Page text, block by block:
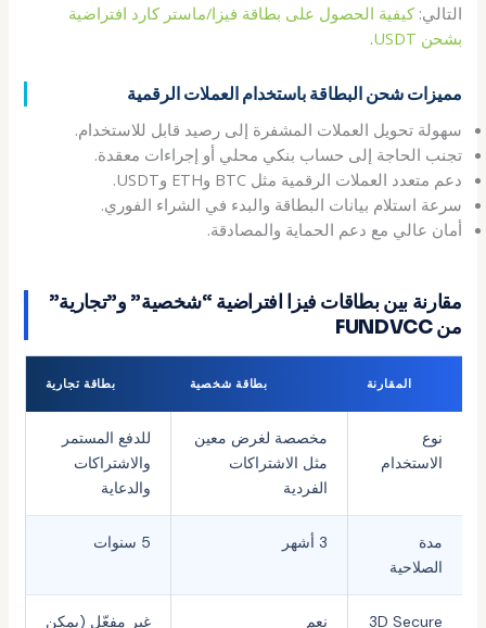
التالي:كيفية الحصول على بطاقة فيزا/ماستر كارد افتراضية
بشحن USDT
.
مميزات شحن البطاقة باستخدام العملات الرقمية
سهولة تحويل العملات المشفرة إلى رصيد قابل للاستخدام.
تجنب الحاجة إلى حساب بنكي محلي أو إجراءات معقدة.
دعم متعدد العملات الرقمية مثل BTC وETH وUSDT.
سرعة استلام بيانات البطاقة والبدء في الشراء الفوري.
أمان عالي مع دعم الحماية والمصادقة.
مقارنة بين بطاقات فيزا افتراضية “شخصية” و”تجارية”
من FUNDVCC
المقارنة بطاقة شخصية بطاقة تجارية
نوع
الاستخدام
مخصصة لغرض معين
مثل الاشتراكات
الفردية
للدفع المستمر
والاشتراكات
والدعاية
مدة
الصلاحية
3 أشهر 5 سنوات
3D Secure نعم غير مفعّل (يمكن